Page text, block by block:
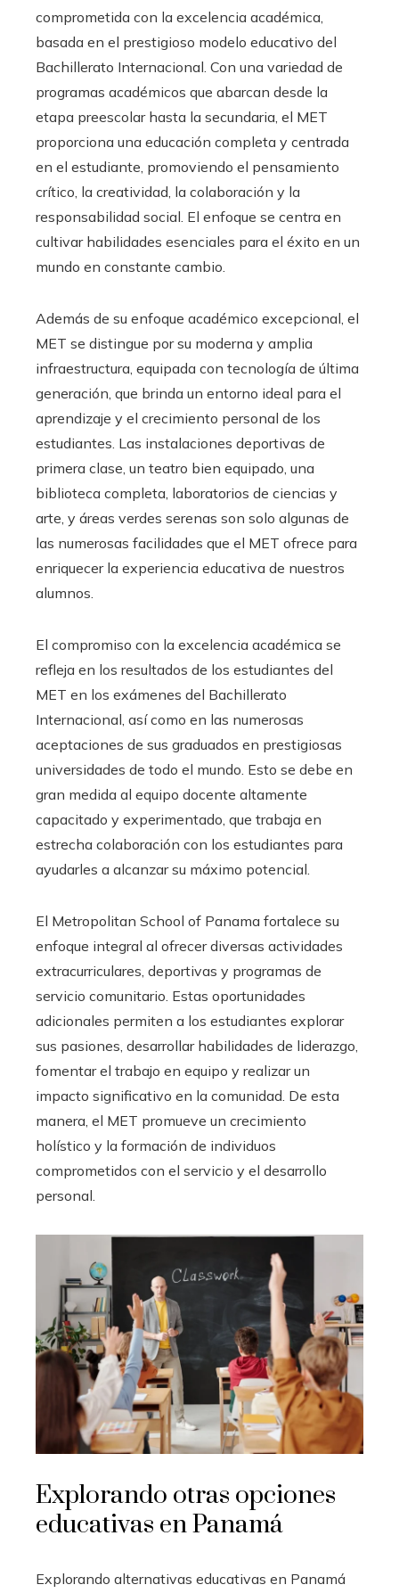
comprometida con la excelencia académica,
basada en el prestigioso modelo educativo del
Bachillerato Internacional. Con una variedad de
programas académicos que abarcan desde la
etapa preescolar hasta la secundaria, el MET
proporciona una educación completa y centrada
en el estudiante, promoviendo el pensamiento
crítico, la creatividad, la colaboración y la
responsabilidad social. El enfoque se centra en
cultivar habilidades esenciales para el éxito en un
mundo en constante cambio.
Además de su enfoque académico excepcional, el
MET se distingue por su moderna y amplia
infraestructura, equipada con tecnología de última
generación, que brinda un entorno ideal para el
aprendizaje y el crecimiento personal de los
estudiantes. Las instalaciones deportivas de
primera clase, un teatro bien equipado, una
biblioteca completa, laboratorios de ciencias y
arte, y áreas verdes serenas son solo algunas de
las numerosas facilidades que el MET ofrece para
enriquecer la experiencia educativa de nuestros
alumnos.
El compromiso con la excelencia académica se
refleja en los resultados de los estudiantes del
MET en los exámenes del Bachillerato
Internacional, así como en las numerosas
aceptaciones de sus graduados en prestigiosas
universidades de todo el mundo. Esto se debe en
gran medida al equipo docente altamente
capacitado y experimentado, que trabaja en
estrecha colaboración con los estudiantes para
ayudarles a alcanzar su máximo potencial.
El Metropolitan School of Panama fortalece su
enfoque integral al ofrecer diversas actividades
extracurriculares, deportivas y programas de
servicio comunitario. Estas oportunidades
adicionales permiten a los estudiantes explorar
sus pasiones, desarrollar habilidades de liderazgo,
fomentar el trabajo en equipo y realizar un
impacto significativo en la comunidad. De esta
manera, el MET promueve un crecimiento
holístico y la formación de individuos
comprometidos con el servicio y el desarrollo
personal.
Explorando otras opciones
educativas en Panamá
Explorando alternativas educativas en Panamá